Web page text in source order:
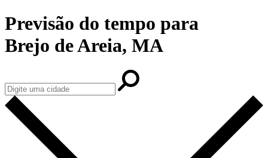
Previsão do tempo para
Brejo de Areia, MA